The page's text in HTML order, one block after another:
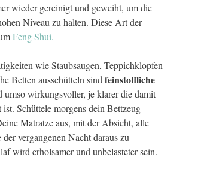
wieder gereinigt und geweiht, um die
Niveau zu halten. Diese Art der
Feng Shui.
wie Staubsaugen, Teppichklopfen
Betten ausschütteln sind feinstoffliche
umso wirkungsvoller, je klarer die damit
Schüttele morgens dein Bettzeug
Matratze aus, mit der Absicht, alle
vergangenen Nacht daraus zu
wird erholsamer und unbelasteter sein.